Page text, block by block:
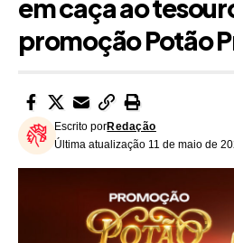
em caça ao
promoção Potão
Última atualização 11 de maio de
Escrito porRedação